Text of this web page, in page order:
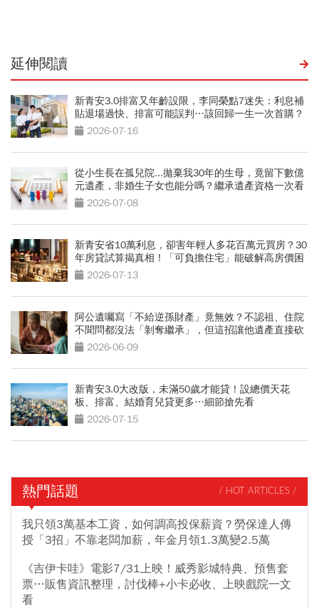
延伸閱讀
新青安3.0排富又年齡設限，李同榮點7迷失：利息補
貼退場過快、排富可能誤判…該回歸一生一次首購？
2026-07-16
從小生長在孤兒院...拋棄我30年的生母，竟留下數億
元遺產，非婚生子女也能分嗎？繼承遺產資格一次看
2026-07-08
新青安省10萬利息，卻害年輕人多花百萬元買房？30
年房貸試算揭真相！「可負擔住宅」能破解高房價困
境？2026-07-13
阿公遺囑寫「不給逆孫財產」竟無效？不認祖、住院
不聞問都沒法「剝奪繼承」，但這招讓他遺產直接砍
半 2026-06-09
新青安3.0大改版，未滿50歲才能貸！設總價天花
板、排富、結婚育兒貸更多…細節搶先看
2026-07-15
熱門話題 / HOT ARTICLES /
我只領3萬基本工資，如何調高投保薪資？勞保達人傳
授「3招」不靠老闆加薪，年金月領1.3萬變2.5萬
《吉伊卡哇》電影7/31上映！威秀影城特典、預售套
票…販售資訊整理，討伐棒+小卡必收、上映戲院一文
看